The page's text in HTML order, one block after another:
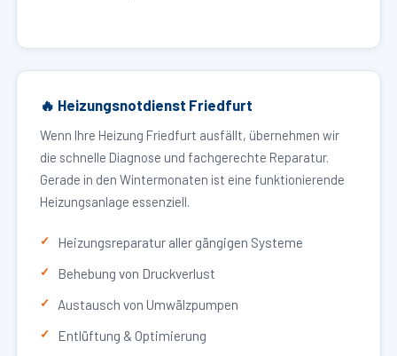
🔥 Heizungsnotdienst Friedfurt
Wenn Ihre Heizung Friedfurt ausfällt, übernehmen wir
die schnelle Diagnose und fachgerechte Reparatur.
Gerade in den Wintermonaten ist eine funktionierende
Heizungsanlage essenziell.
Heizungsreparatur aller gängigen Systeme
Behebung von Druckverlust
Austausch von Umwälzpumpen
Entlüftung & Optimierung